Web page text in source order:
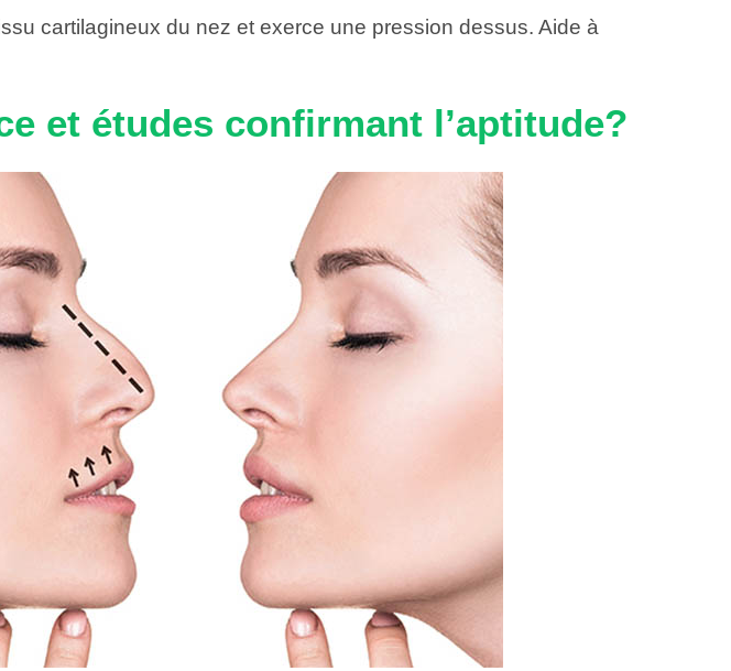
cartilagineux du nez et exerce une pression dessus. Aide à
et études confirmant l’aptitude?